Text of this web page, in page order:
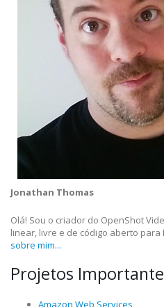
Jonathan Thomas
Olá! Sou o criador do OpenShot
linear, livre e de código aberto para
sobre mim...
Projetos
Amazon Web Services